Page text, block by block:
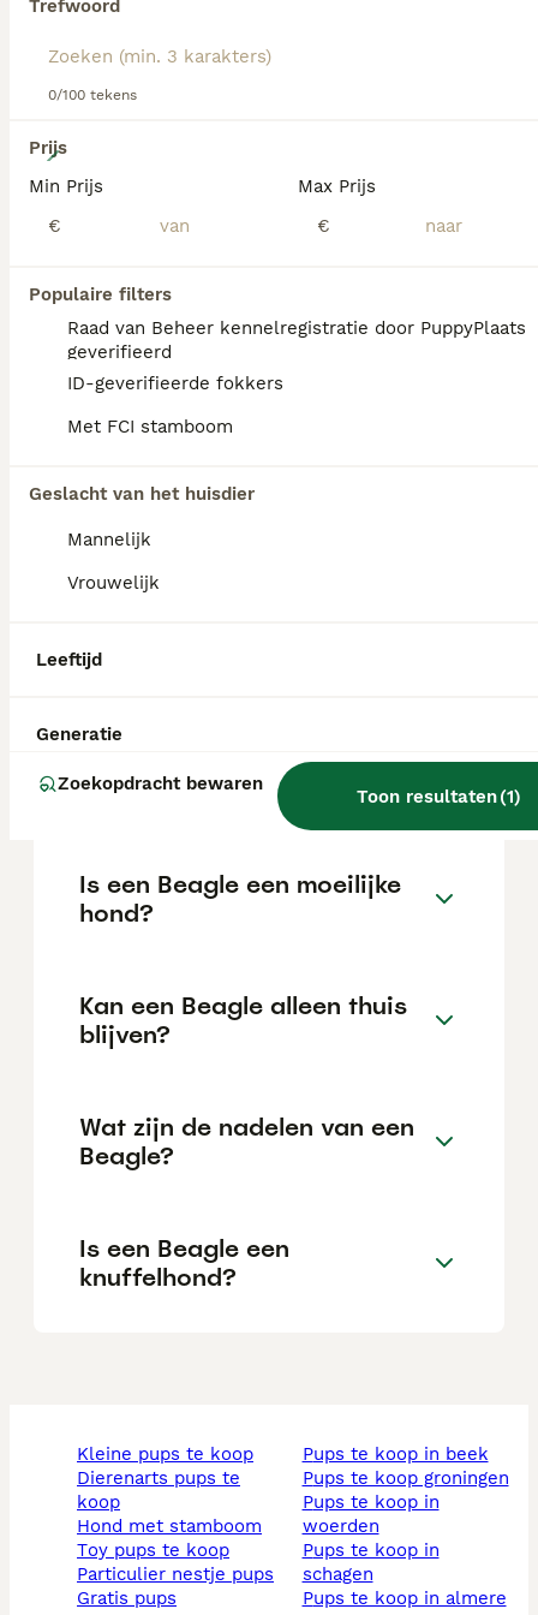
Trefwoord
0/100 tekens
Prijs
Min Prijs
€
Max Prijs
€
Populaire filters
Raad van Beheer kennelregistratie door PuppyPlaats
geverifieerd
ID-geverifieerde fokkers
Met FCI stamboom
Geslacht van het huisdier
Mannelijk
Vrouwelijk
Leeftijd
Generatie
Zoekopdracht bewaren
Toon resultaten(1)
hondenras.
Mooie stamboom Beagle pups
11 weken 1 2
Geslacht
€ 2.000
Bennekom (39km)
FAQ's
een Beagle pup?
Nederland ligt rond de €676 maar dit kan
stamboom, de reputatie van de fokker en de
locatie.
Is een Beagle een moeilijke
hond?
Kan een Beagle alleen thuis
blijven?
Wat zijn de nadelen van een
Beagle?
Is een Beagle een
knuffelhond?
kleine pups te koop
dierenarts pups te
koop
hond met stamboom
toy pups te koop
particulier nestje pups
gratis pups
pups te koop in beek
pups te koop groningen
pups te koop in
woerden
pups te koop in
schagen
pups te koop in almere